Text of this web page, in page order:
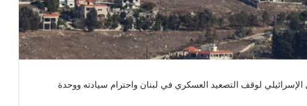
الإسرائيلي لوقف التصعيد العسكري في لبنان واحترام سيادته ووحدة